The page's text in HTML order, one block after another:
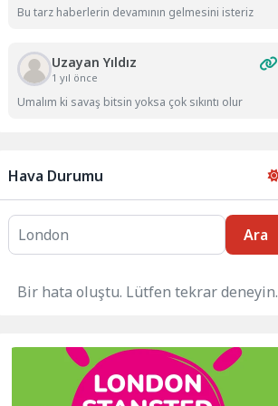
Bu tarz haberlerin devamının gelmesini isteriz
Uzayan Yıldız
1 yıl önce
Umalım ki savaş bitsin yoksa çok sıkıntı olur
Hava Durumu
Ara
Bir hata oluştu. Lütfen tekrar deneyin.